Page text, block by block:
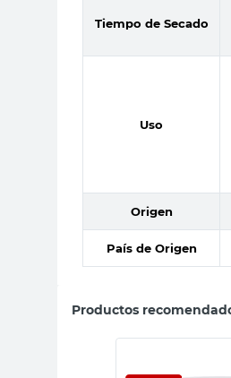
Tiempo de Secado
Uso
Origen
País de Origen
Productos